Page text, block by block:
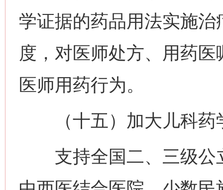
学证据的药品用法实施
度，对医师处方、用药
医师用药行为。
（十五）加大儿科药
支持全国二、三级公